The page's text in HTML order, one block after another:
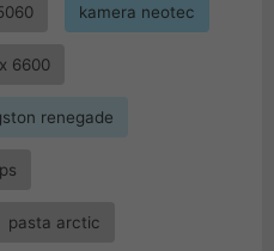
kamera neotec
6600
renegade
pasta arctic